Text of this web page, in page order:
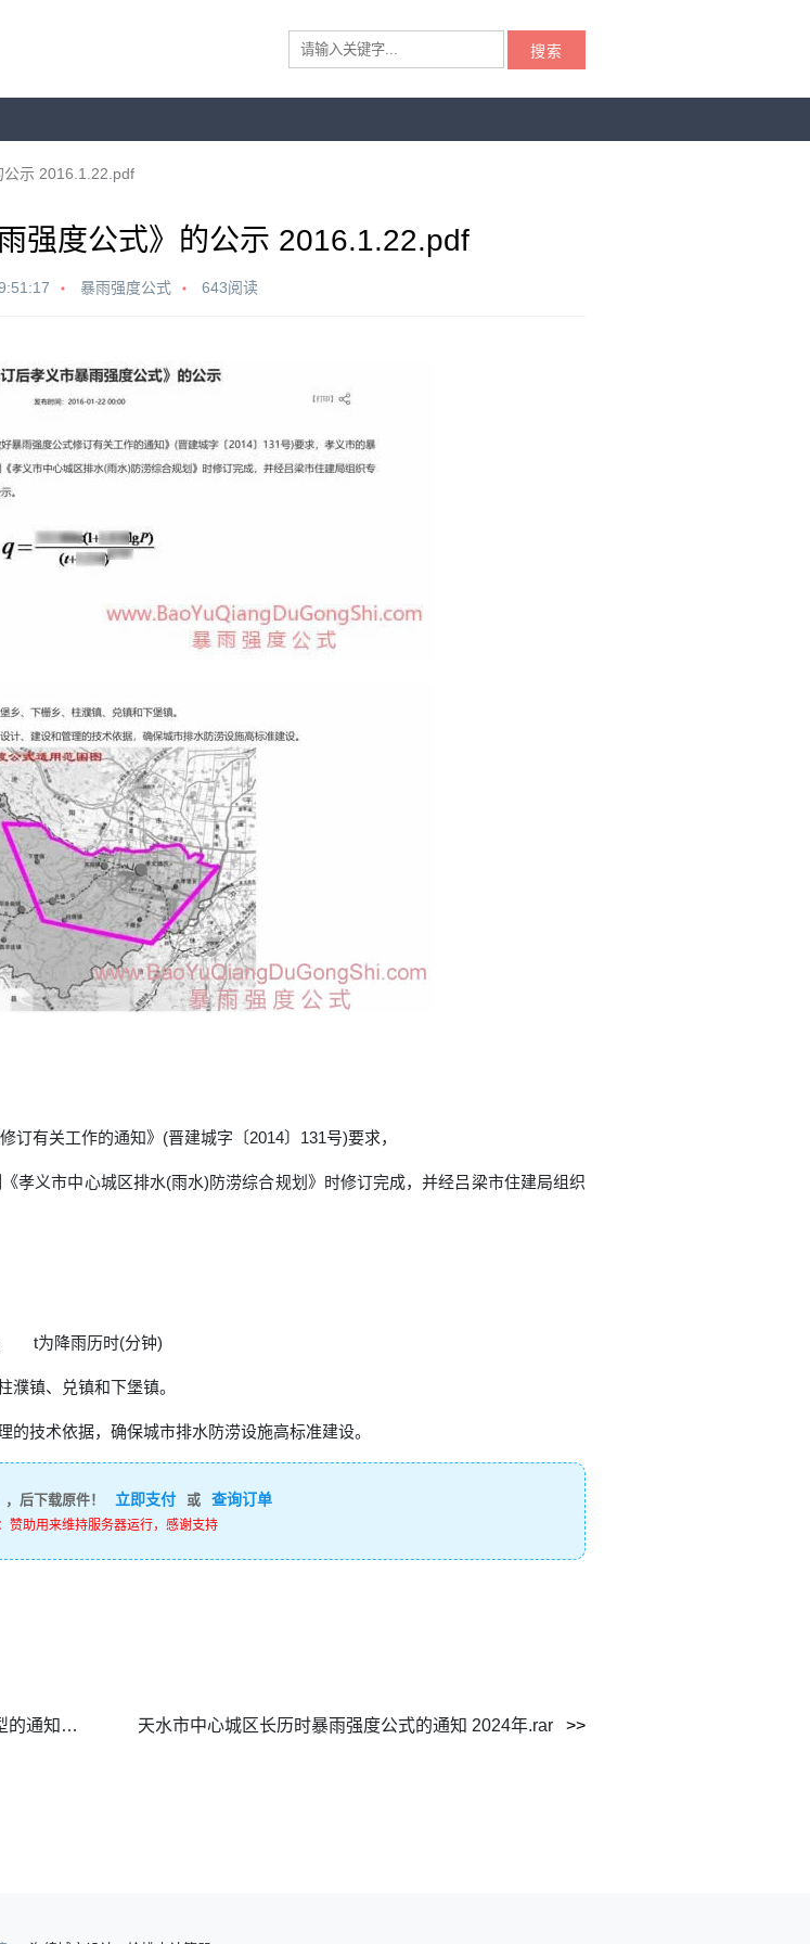
搜索
公示 2016.1.22.pdf
强度公式》的公示 2016.1.22.pdf
暴雨强度公式 643阅读
有关工作的通知》(晋建城字〔2014〕131号)要求，
孝义市中心城区排水(雨水)防涝综合规划》时修订完成，并经吕梁市住建局组织
) t为降雨历时(分钟)
濮镇、兑镇和下堡镇。
技术依据，确保城市排水防涝设施高标准建设。
，后下载原件！ 立即支付 或 查询订单
赞助用来维持服务器运行，感谢支持
市政府关于公布太仓市设计暴雨强度公式及设计雨型的通知 _ 2023年11月.pdf 天水市中心城区长历时暴雨强度公式的通知 2024年.rar